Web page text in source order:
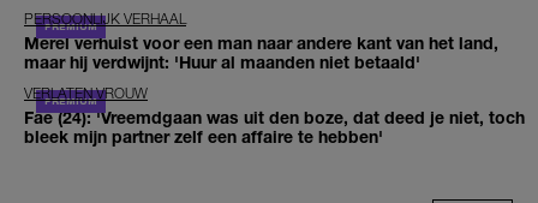
PERSOONLIJK VERHAAL
Merel verhuist voor een man naar andere kant van het land,
maar hij verdwijnt: 'Huur al maanden niet betaald'
VERLATEN VROUW
Fae (24): 'Vreemdgaan was uit den boze, dat deed je niet, toch
bleek mijn partner zelf een affaire te hebben'